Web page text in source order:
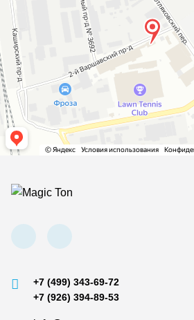
+7 (499) 343-69-72
+7 (926) 394-89-53